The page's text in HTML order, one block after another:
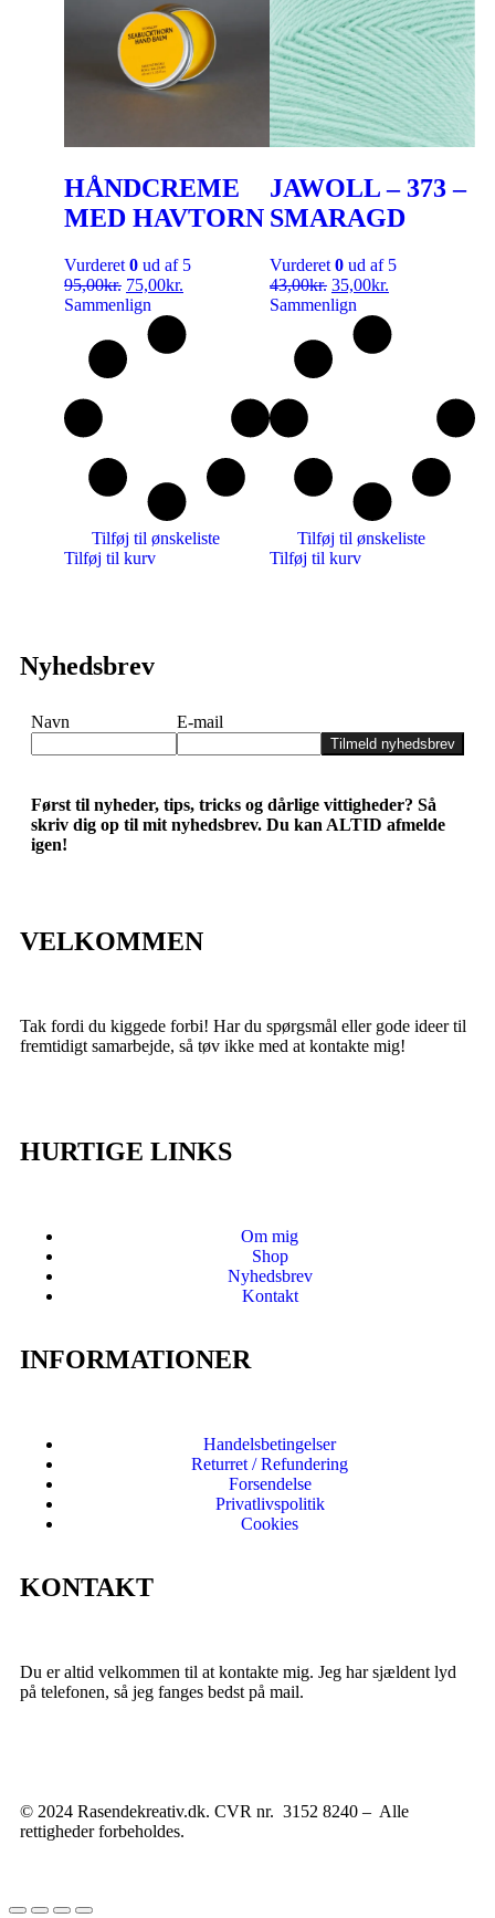
HÅNDCREME
MED HAVTORN
Vurderet 0 ud af 5
95,00kr. 75,00kr.
Sammenlign
Tilføj til ønskeliste
Tilføj til kurv
JAWOLL – 373 –
SMARAGD
Vurderet 0 ud af 5
43,00kr. 35,00kr.
Sammenlign
Tilføj til ønskeliste
Tilføj til kurv
Nyhedsbrev
Navn E-mail
Tilmeld nyhedsbrev
Først til nyheder, tips, tricks og dårlige vittigheder? Så
skriv dig op til mit nyhedsbrev. Du kan ALTID afmelde
igen!
VELKOMMEN
Tak fordi du kiggede forbi! Har du spørgsmål eller gode ideer til
fremtidigt samarbejde, så tøv ikke med at kontakte mig!
HURTIGE LINKS
Om mig
Shop
Nyhedsbrev
Kontakt
INFORMATIONER
Handelsbetingelser
Returret / Refundering
Forsendelse
Privatlivspolitik
Cookies
KONTAKT
Du er altid velkommen til at kontakte mig. Jeg har sjældent lyd
på telefonen, så jeg fanges bedst på mail.
© 2024 Rasendekreativ.dk. CVR nr. 3152 8240 – Alle
rettigheder forbeholdes.